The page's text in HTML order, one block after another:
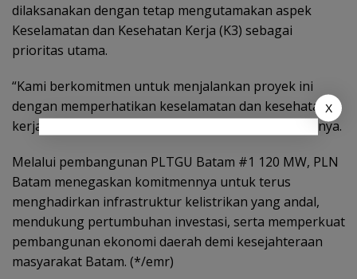
dilaksanakan dengan tetap mengutamakan aspek
Keselamatan dan Kesehatan Kerja (K3) sebagai
prioritas utama.
“Kami berkomitmen untuk menjalankan proyek ini
dengan memperhatikan keselamatan dan kesehatan
kerja dalam setiap tahapan pelaksanaan,” pungkasnya.
Melalui pembangunan PLTGU Batam #1 120 MW, PLN
Batam menegaskan komitmennya untuk terus
menghadirkan infrastruktur kelistrikan yang andal,
mendukung pertumbuhan investasi, serta memperkuat
pembangunan ekonomi daerah demi kesejahteraan
masyarakat Batam. (*/emr)
X